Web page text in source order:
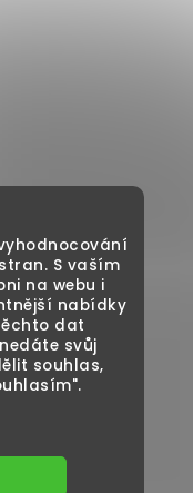
S vaším
na webu i
nabídky
dat
svůj
souhlas,